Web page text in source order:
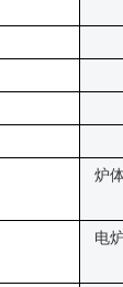
炉
电